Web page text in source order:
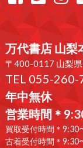
万代書店 山梨
〒400-0117 山梨
TEL 055-260-
年中無休
営業時間＊
買取受付時間＊9:30
古着受付時間＊9:30